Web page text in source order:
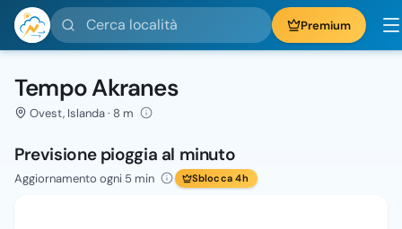
Cerca località Premium
Tempo Akranes
Ovest, Islanda · 8 m
Previsione pioggia al minuto
Aggiornamento ogni 5 min Sblocca 4h